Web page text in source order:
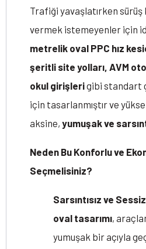
Trafiği yavaşlatırken sürüş
vermek istemeyenler için
metrelik oval PPC hız
şeritli site yolları, AVM
okul girişlerigibi standart
için tasarlanmıştır ve
aksine, yumuşak ve
Neden Bu Konforlu ve
Seçmelisiniz?
Sarsıntısız ve
oval tasarımı,
yumuşak bir açıyla